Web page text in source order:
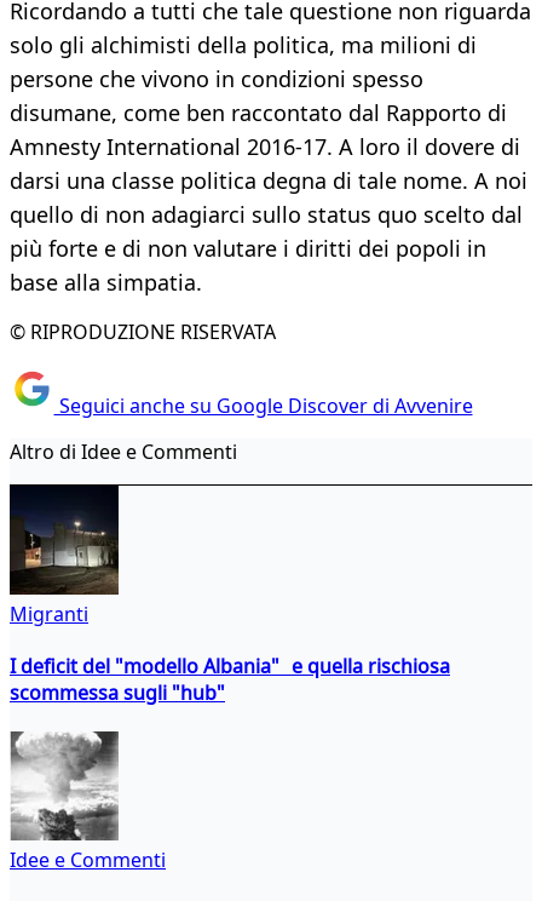
Ricordando a tutti che tale questione non riguarda
solo gli alchimisti della politica, ma milioni di
persone che vivono in condizioni spesso
disumane, come ben raccontato dal Rapporto di
Amnesty International 2016-17. A loro il dovere di
darsi una classe politica degna di tale nome. A noi
quello di non adagiarci sullo status quo scelto dal
più forte e di non valutare i diritti dei popoli in
base alla simpatia.
© RIPRODUZIONE RISERVATA
Seguici anche su Google Discover di Avvenire
Altro di Idee e Commenti
Migranti
I deficit del "modello Albania" e quella rischiosa
scommessa sugli "hub"
Idee e Commenti